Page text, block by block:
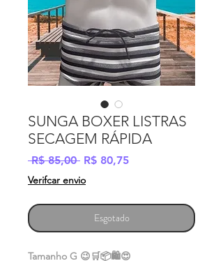
SUNGA BOXER LISTRAS
SECAGEM RÁPIDA
R$ 85,00 Preço
normal
R$ 80,75Preço
Verifcar envio
Esgotado
Tamanho G 😉🛒📦🛍😍